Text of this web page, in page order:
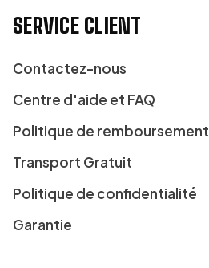
SERVICE CLIENT
Contactez-nous
Centre d'aide et FAQ
Politique de remboursement
Transport Gratuit
Politique de confidentialité
Garantie